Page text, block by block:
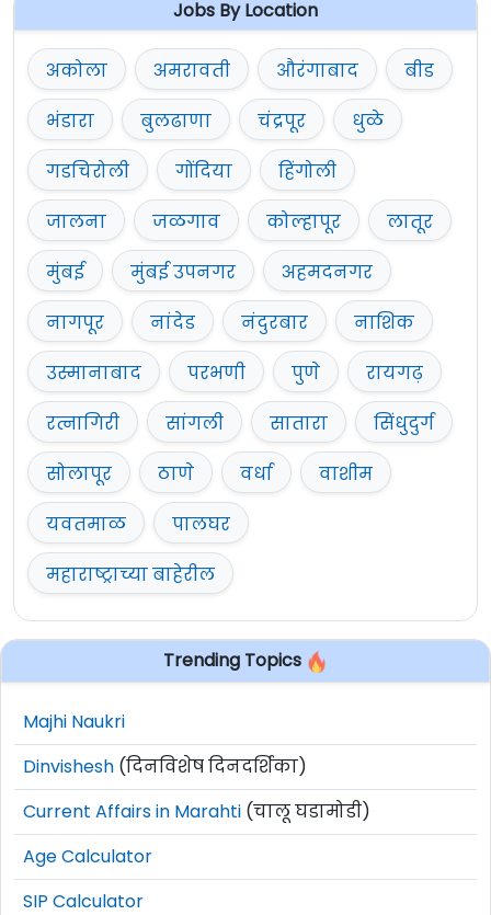
Jobs By Location
अकोला अमरावती औरंगाबाद
बीड
भंडारा
बुलढाणा चंद्रपूर
धुळे
गडचिरोली
गोंदिया
हिंगोली
जालना
जळगाव कोल्हापूर
लातूर
मुंबई
मुंबई उपनगर
अहमदनगर
नागपूर
नांदेड नंदुरबार
नाशिक
उस्मानाबाद
परभणी पुणे
रायगढ़
रत्नागिरी
सांगली सातारा
सिंधुदुर्ग
सोलापूर
ठाणे वर्धा
वाशीम
यवतमाळ
पालघर
महाराष्ट्राच्या बाहेरील
Trending Topics
Majhi Naukri
Dinvishesh (दिनविशेष दिनदर्शिका)
Current Affairs in Marahti (चालू घडामोडी)
Age Calculator
SIP Calculator